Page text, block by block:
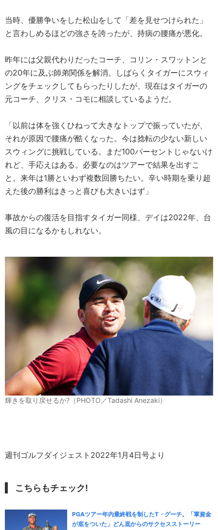
当時、優勝争いをした松山をして「差を見せつけられた」
と言わしめるほどの強さを誇ったが、持病の腰痛が悪化。
昨年には父親代わりだったコーチ、コリン・スワットンと
の20年に及ぶ師弟関係を解消。しばらくタイガーにスウィ
ングをチェックしてもらったりしたが、現在はタイガーの
元コーチ、クリス・コモに相談しているようだ。
「以前は体を強くひねって大きなトップで振っていたが、
それが原因で腰痛が酷くなった。今は捻転の少ない新しい
スウィングに挑戦している。まだ100パーセントじゃないけ
れど、手応えはある。必要なのはツアーで結果を出すこ
と。来年は1勝といわず複数回勝ちたい。辛い時期を乗り超
えた後の勝利はきっと喜びも大きいはず」
事故からの復活を目指すタイガー同様、デイは2022年、台
風の目になるかもしれない。
輝きを取り戻せるか?（PHOTO／Tadashi Anezaki）
週刊ゴルフダイジェスト2022年1月4日号より
こちらもチェック!
PGAツアー年内最終戦を制したT・グーチ。「軍資金
が底をついた」どん底からのサクセスストーリー